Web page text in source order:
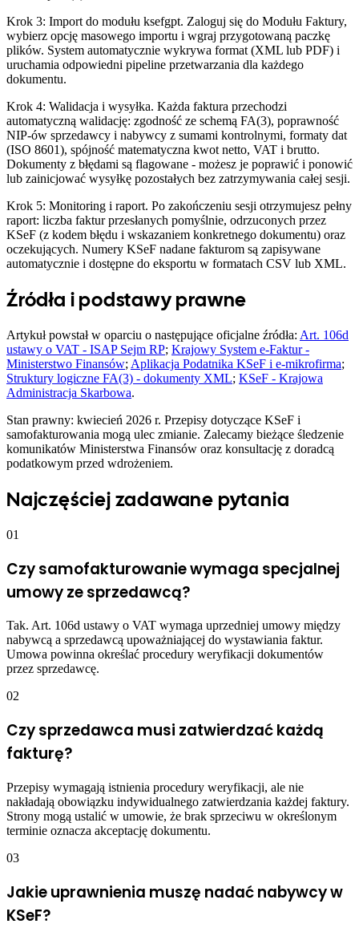
Krok 3: Import do modułu ksefgpt. Zaloguj się do Modułu Faktury,
wybierz opcję masowego importu i wgraj przygotowaną paczkę
plików. System automatycznie wykrywa format (XML lub PDF) i
uruchamia odpowiedni pipeline przetwarzania dla każdego
dokumentu.
Krok 4: Walidacja i wysyłka. Każda faktura przechodzi
automatyczną walidację: zgodność ze schemą FA(3), poprawność
NIP-ów sprzedawcy i nabywcy z sumami kontrolnymi, formaty dat
(ISO 8601), spójność matematyczna kwot netto, VAT i brutto.
Dokumenty z błędami są flagowane - możesz je poprawić i ponowić
lub zainicjować wysyłkę pozostałych bez zatrzymywania całej sesji.
Krok 5: Monitoring i raport. Po zakończeniu sesji otrzymujesz pełny
raport: liczba faktur przesłanych pomyślnie, odrzuconych przez
KSeF (z kodem błędu i wskazaniem konkretnego dokumentu) oraz
oczekujących. Numery KSeF nadane fakturom są zapisywane
automatycznie i dostępne do eksportu w formatach CSV lub XML.
Źródła i podstawy prawne
Artykuł powstał w oparciu o następujące oficjalne źródła: Art. 106d
ustawy o VAT - ISAP Sejm RP; Krajowy System e-Faktur -
Ministerstwo Finansów; Aplikacja Podatnika KSeF i e-mikrofirma;
Struktury logiczne FA(3) - dokumenty XML; KSeF - Krajowa
Administracja Skarbowa.
Stan prawny: kwiecień 2026 r. Przepisy dotyczące KSeF i
samofakturowania mogą ulec zmianie. Zalecamy bieżące śledzenie
komunikatów Ministerstwa Finansów oraz konsultację z doradcą
podatkowym przed wdrożeniem.
Najczęściej zadawane pytania
01
Czy samofakturowanie wymaga specjalnej
umowy ze sprzedawcą?
Tak. Art. 106d ustawy o VAT wymaga uprzedniej umowy między
nabywcą a sprzedawcą upoważniającej do wystawiania faktur.
Umowa powinna określać procedury weryfikacji dokumentów
przez sprzedawcę.
02
Czy sprzedawca musi zatwierdzać każdą
fakturę?
Przepisy wymagają istnienia procedury weryfikacji, ale nie
nakładają obowiązku indywidualnego zatwierdzania każdej faktury.
Strony mogą ustalić w umowie, że brak sprzeciwu w określonym
terminie oznacza akceptację dokumentu.
03
Jakie uprawnienia muszę nadać nabywcy w
KSeF?